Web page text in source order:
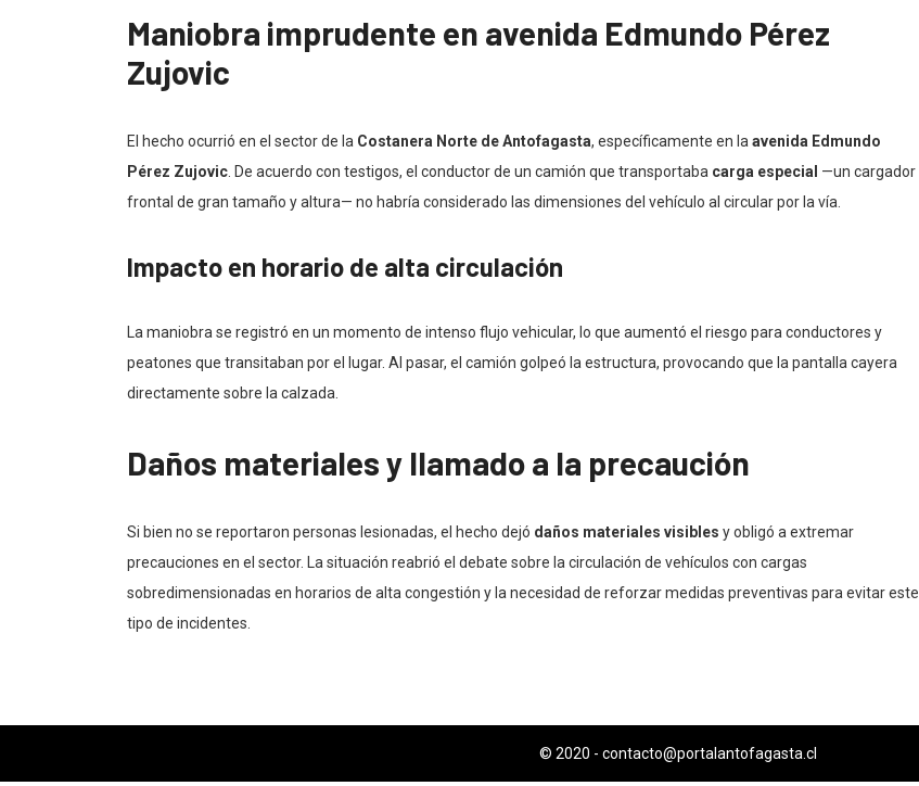
Maniobra imprudente en avenida Edmundo Pérez
Zujovic
El hecho ocurrió en el sector de la Costanera Norte de Antofagasta, específicamente en la avenida Edmundo
Pérez Zujovic . De acuerdo con testigos, el conductor de un camión que transportaba carga especial —un cargador
frontal de gran tamaño y altura— no habría considerado las dimensiones del vehículo al circular por la vía.
Impacto en horario de alta circulación
La maniobra se registró en un momento de intenso flujo vehicular, lo que aumentó el riesgo para conductores y
peatones que transitaban por el lugar. Al pasar, el camión golpeó la estructura, provocando que la pantalla cayera
directamente sobre la calzada.
Daños materiales y llamado a la precaución
Si bien no se reportaron personas lesionadas, el hecho dejó daños materiales visibles y obligó a extremar
precauciones en el sector. La situación reabrió el debate sobre la circulación de vehículos con cargas
sobredimensionadas en horarios de alta congestión y la necesidad de reforzar medidas preventivas para evitar este
tipo de incidentes.
© 2020 - contacto@portalantofagasta.cl